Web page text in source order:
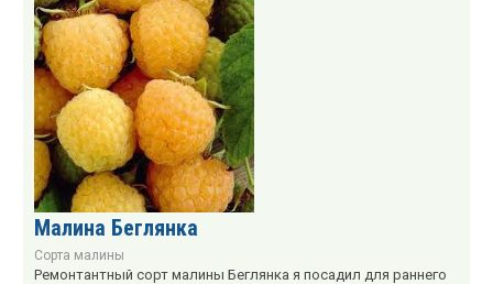
Малина Беглянка
Сорта малины
Ремонтантный сорт малины Беглянка я посадил для раннего